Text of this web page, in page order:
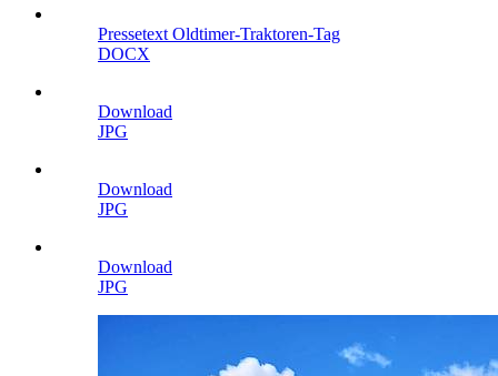
Pressetext Oldtimer-Traktoren-Tag
DOCX
Download
JPG
Download
JPG
Download
JPG